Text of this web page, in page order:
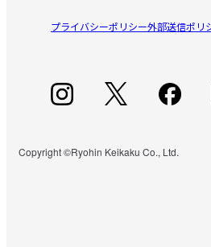
エコー写真の保存にちょうど良い
参考になった（0人）
が心地良く、絵本の表紙のように
参考になった（1人）
プライバシーポリシー外部送信ポリ
Copyright ©Ryohin Keikaku Co., Ltd.